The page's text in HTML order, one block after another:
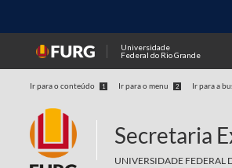
Universidade
Federal do Rio Grande
Ir para o conteúdo 1 Ir para o menu 2 Ir para a
Secretaria
UNIVERSIDADE FEDERAL